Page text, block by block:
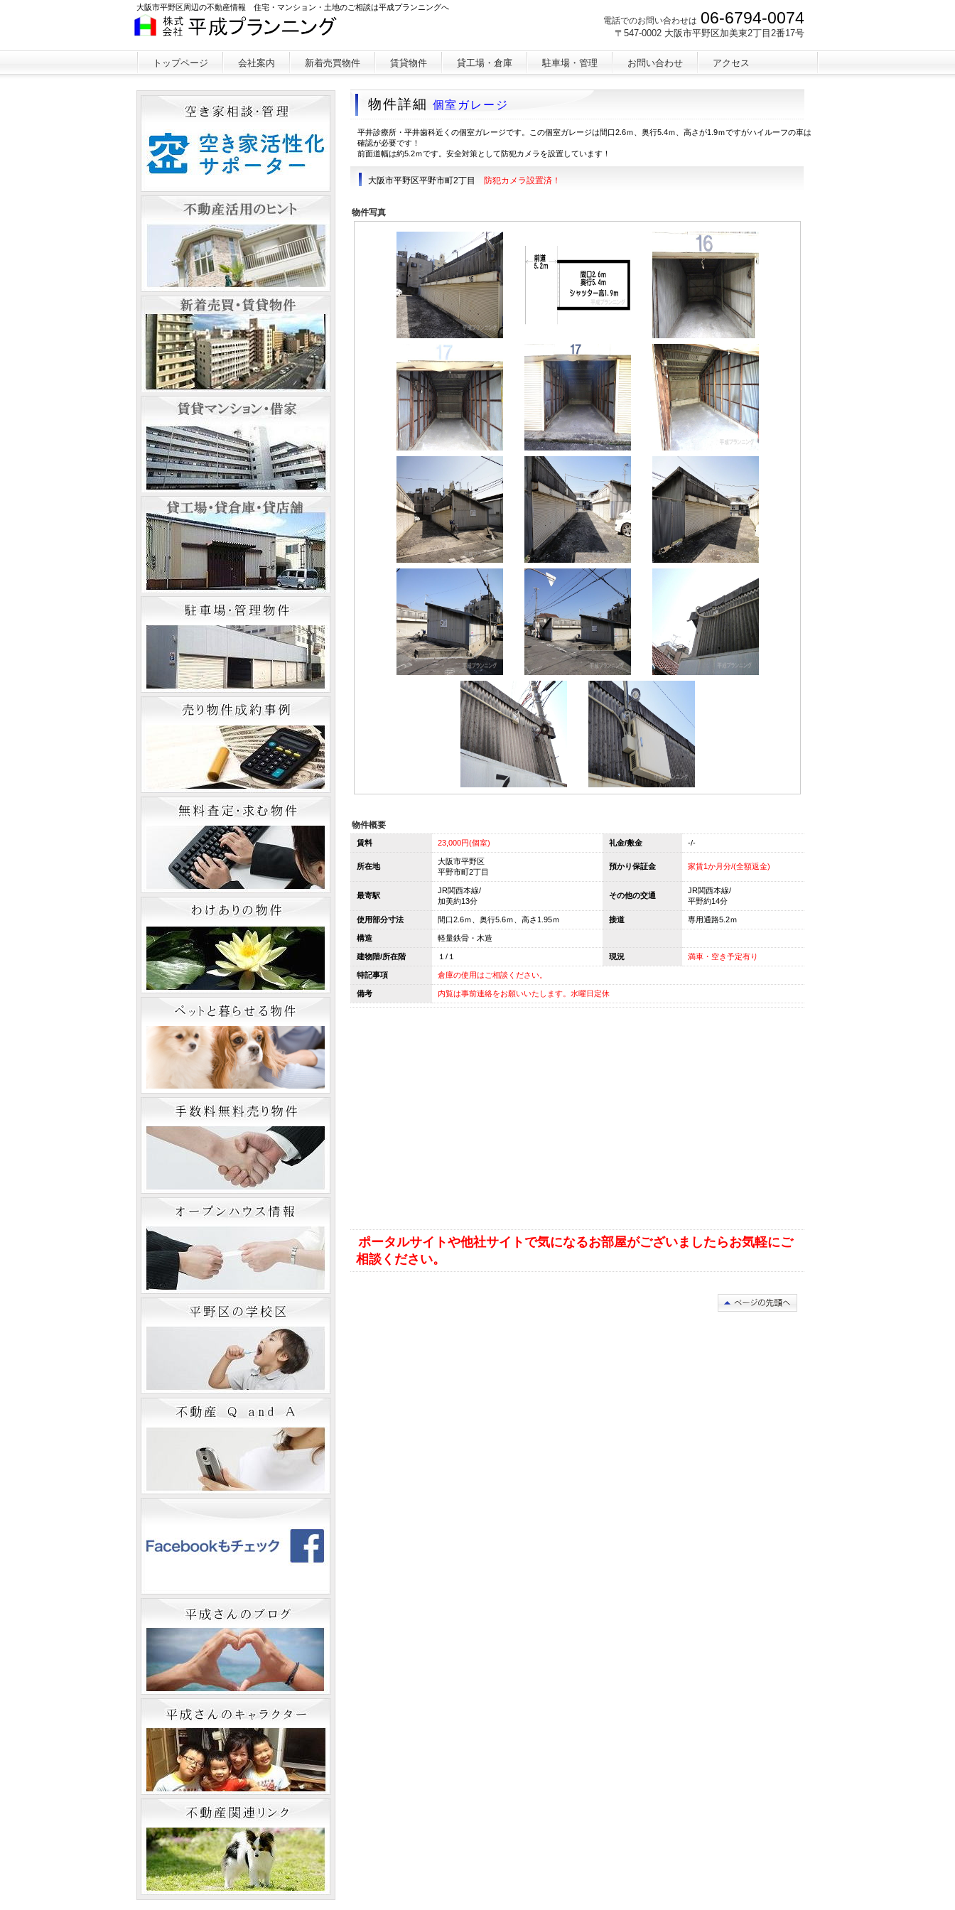
大阪市平野区周辺の不動産情報 住宅・マンション・土地のご相談は平成プランニングへ
電話でのお問い合わせは 06-6794-0074
〒547-0002 大阪市平野区加美東2丁目2番17号
物件詳細 個室ガレージ
平井診療所・平井歯科近くの個室ガレージです。この個室ガレージは間口2.6ｍ、奥行5.4ｍ、高さが1.9ｍですがハイルーフの車は
確認が必要です！
前面道幅は約5.2ｍです。安全対策として防犯カメラを設置しています！
大阪市平野区平野市町2丁目 防犯カメラ設置済！
物件写真
物件概要
賃料 23,000円(個室) 礼金/敷金 -/-
所在地
大阪市平野区
平野市町2丁目
預かり保証金 家賃1か月分/(全額返金)
最寄駅
JR関西本線/
加美約13分
その他の交通
JR関西本線/
平野約14分
使用部分寸法 間口2.6ｍ、奥行5.6ｍ、高さ1.95ｍ 接道 専用通路5.2ｍ
構造 軽量鉄骨・木造
建物階/所在階 １/１ 現況 満車・空き予定有り
特記事項 倉庫の使用はご相談ください。
備考 内覧は事前連絡をお願いいたします。水曜日定休
ポータルサイトや他社サイトで気になるお部屋がございましたらお気軽にご
相談ください。
トップページ 会社案内 新着売買物件 賃貸物件 貸工場・倉庫 駐車場・管理 お問い合わせ アクセス